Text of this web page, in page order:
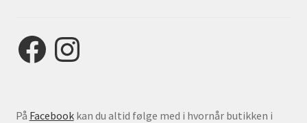
FacebookInstagram
På Facebookkan du altid følge med i hvornår butikken i